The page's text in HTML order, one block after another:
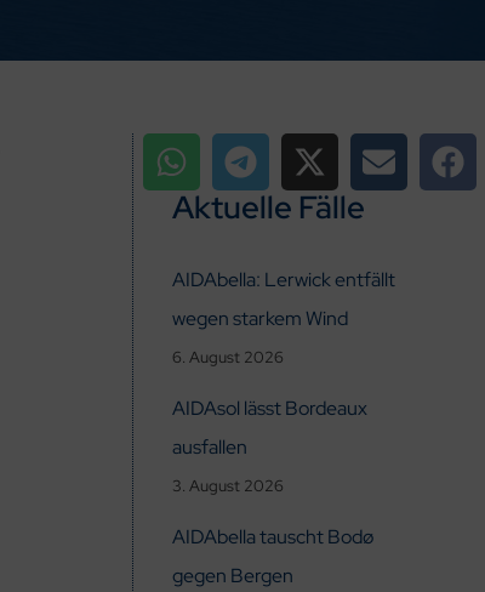
Aktuelle Fälle
AIDAbella: Lerwick entfällt
wegen starkem Wind
6. August 2026
AIDAsol lässt Bordeaux
ausfallen
3. August 2026
AIDAbella tauscht Bodø
gegen Bergen